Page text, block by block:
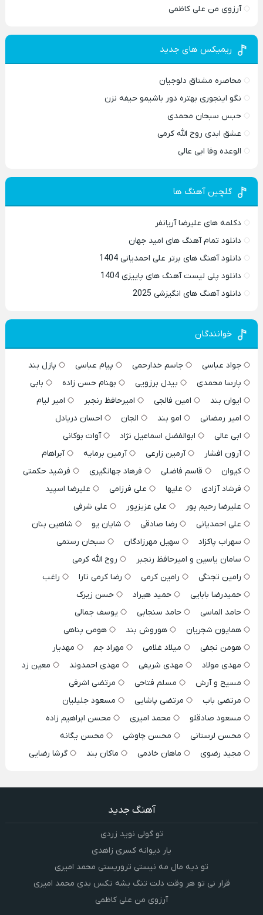
آرزوی من علی کاظمی
ریمیکس های جدید
محاصره مشتاق دلوجیان
نگو اینجوری بهتره دور باشیمو حیفه نزن
حبس سبحان محمدی
عشق ابدی روح الله کرمی
الوعده وفا ابی عالی
گلچین آهنگ ها
دکلمه های علیرضا آریانفر
دانلود تمام آهنگ های امید جهان
دانلود آهنگ های برتر علی احمدیانی 1404
دانلود پلی لیست آهنگ های پاییزی 1404
دانلود آهنگ های انگیزشی 2025
خوانندگان
جواد عباسی جاسم خدارحمی پیام عباسی
پازل بند
پارسا محمدی
بیدل برزویی بهنام حسن زاده
بابی
ایوان بند
امین فالجی امیرحافظ رنجبر
امیر لیام
امیر رمضانی
امو بند الجان
احسان دریادل
ابی عالی
ابوالفضل اسماعیل نژاد
آوات بوکانی
آرون افشار
آرمین زارعی آرمین برمایه
آبراهام
کیوان
قاسم فاضلی فرهاد جهانگیری
فرشید حکمتی
فرشاد آزادی
علیها علی فرزامی
علیرضا اسپید
علیرضا رحیم پور
علی عزیزپور
علی شرفی
علی احمدیانی
رضا صادقی شایان یو
شاهین بنان
سهراب پاکزاد
سهیل مهرزادگان
سبحان رستمی
سامان یاسین و امیرحافظ رنجبر
روح الله کرمی
رامین تجنگی
رامین کرمی رضا کرمی تارا
راغب
حمیدرضا بابایی
حمید هیراد
حسن زیرک
حامد الماسی
حامد سنجابی
یوسف جمالی
همایون شجریان
هوروش بند
هومن پناهی
هومن نجفی
میلاد غلامی مهراد جم
مهدیار
مهدی مولاد
مهدی شریفی مهدی احمدوند
معین زد
مسیح و آرش
مسلم فتاحی
مرتضی اشرفی
مرتضی باب
مرتضی پاشایی
مسعود جلیلیان
مسعود صادقلو
محمد امیری
محسن ابراهیم زاده
محسن لرستانی
محسن چاوشی
محسن یگانه
مجید رضوی
ماهان خادمی ماکان بند گرشا رضایی
آهنگ جدید
تو گولی نوید زردی
یار دیوانه کسری زاهدی
تو دیه مال مه نیستی تروریستی محمد امیری
قرار نی تو هر وقت دلت تنگ بشه تکس بدی محمد امیری
آرزوی من علی کاظمی